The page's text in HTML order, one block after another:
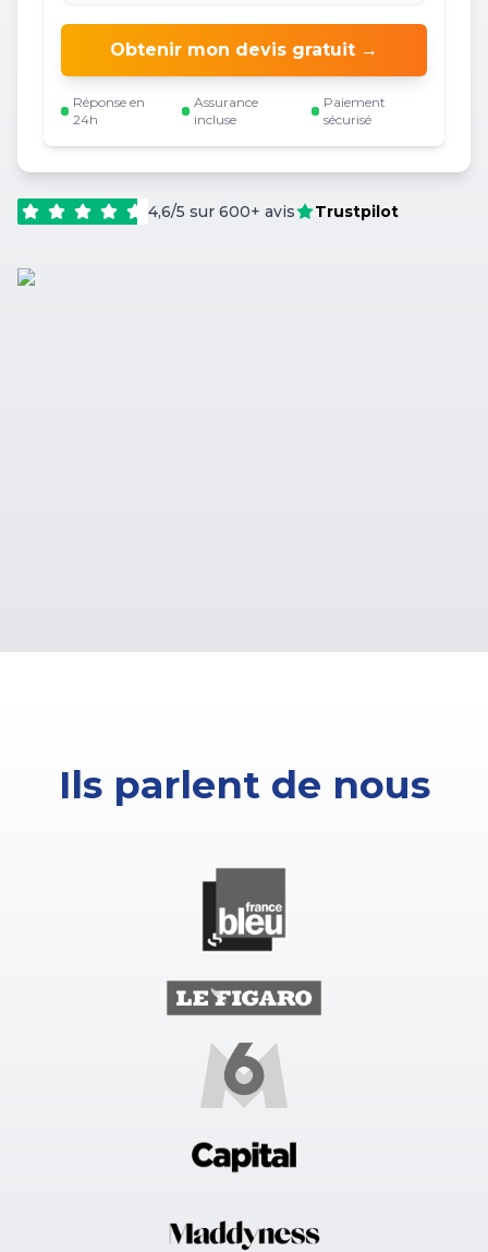
Obtenir mon devis gratuit →
Réponse en
24h
Assurance
incluse
Paiement
sécurisé
4,6/5 sur 600+ avis Trustpilot
Ils parlent de nous